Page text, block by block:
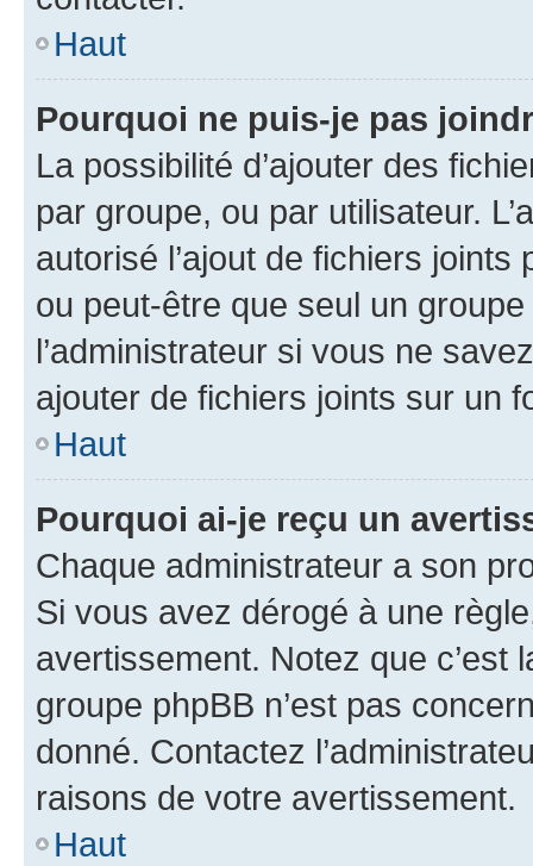
Haut
Pourquoi ne puis-je pas
La possibilité d’ajouter des
par groupe, ou par utilisateur.
autorisé l’ajout de fichiers
ou peut-être que seul un
l’administrateur si vous ne
ajouter de fichiers joints sur un
Haut
Pourquoi ai-je reçu un
Chaque administrateur a son
Si vous avez dérogé à une
avertissement. Notez que c’est
groupe phpBB n’est pas
donné. Contactez
raisons de votre avertissement.
Haut